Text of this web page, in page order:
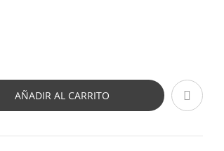
AÑADIR AL CARRITO